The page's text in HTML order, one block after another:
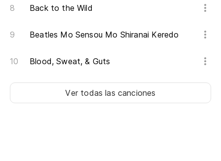
Back to the Wild
Beatles Mo Sensou Mo Shiranai Keredo
Blood, Sweat, & Guts
Ver todas las canciones